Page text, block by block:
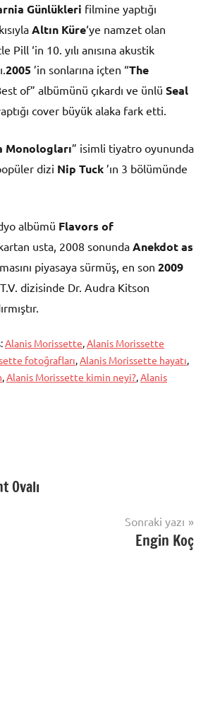
Günlükleri filmine yaptığı
Altın Küre‘ye namzet olan
Pill ‘in 10. yılı anısına akustik
2005 ’in sonlarına içten “The
of” albümünü çıkardı ve ünlü Seal
cover büyük alaka fark etti.
Monologları” isimli tiyatro oyununda
dizi Nip Tuck ’ın 3 bölümünde
albümü Flavors of
usta, 2008 sonunda Anekdot as
piyasaya sürmüş, en son 2009
T.V. dizisinde Dr. Audra Kitson
Alanis Morissette,Alanis Morissette
fotoğrafları,Alanis Morissette hayatı,
,Alanis Morissette kimin neyi?,Alanis
Ovalı
Sonraki yazı
Engin Koç